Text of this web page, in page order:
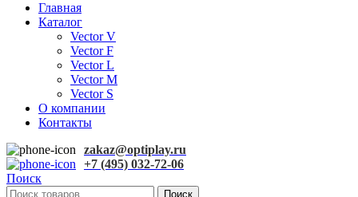
Главная
Каталог
Vector V
Vector F
Vector L
Vector M
Vector S
О компании
Контакты
zakaz@optiplay.ru
+7 (495) 032-72-06
Поиск
Поиск